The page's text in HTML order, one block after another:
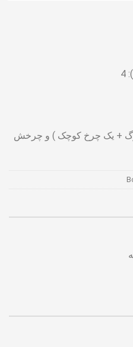
+ یک چرخ کوچک ) و چرخش